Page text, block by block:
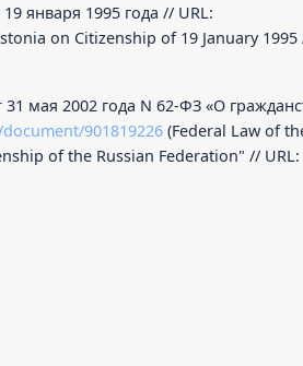
января 1995 года // URL:
on Citizenship of 19 January 1995
мая 2002 года N 62-ФЗ «О
901819226 (Federal Law of
of the Russian Federation" // URL: